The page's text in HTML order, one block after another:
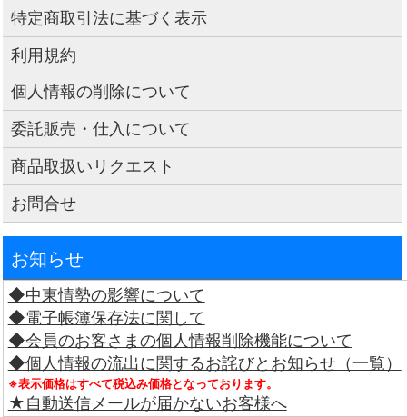
特定商取引法に基づく表示
利用規約
個人情報の削除について
委託販売・仕入について
商品取扱いリクエスト
お問合せ
お知らせ
◆中東情勢の影響について
◆電子帳簿保存法に関して
◆会員のお客さまの個人情報削除機能について
◆個人情報の流出に関するお詫びとお知らせ（一覧）
※表示価格はすべて税込み価格となっております。
★自動送信メールが届かないお客様へ